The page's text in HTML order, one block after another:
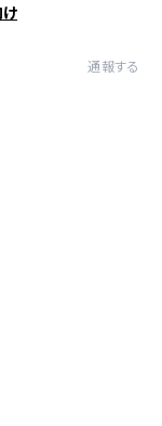
通報する